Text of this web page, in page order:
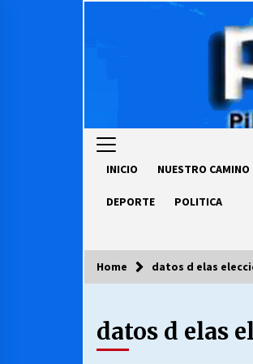
INICIO NUESTRO CAMINO
DEPORTE POLITICA
COLUMNISTA
Ya se
luz… ¿Y
Home datos d elas
datos d elas